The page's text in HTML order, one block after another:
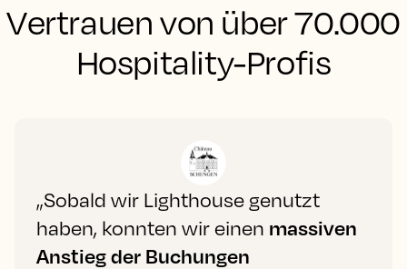
Vertrauen von über 70.000
Hospitality-Profis
„Sobald wir Lighthouse genutzt
haben, konnten wir einen massiven
Anstieg der Buchungen